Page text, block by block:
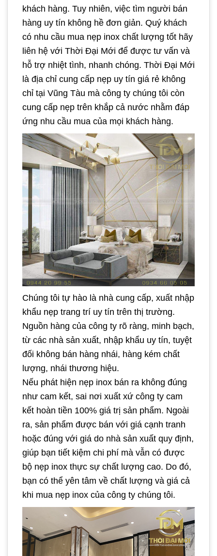
khách hàng. Tuy nhiên, việc tìm người bán
hàng uy tín không hề đơn giản. Quý khách
có nhu cầu mua nẹp inox chất lượng tốt hãy
liên hệ với Thời Đại Mới để được tư vấn và
hỗ trợ nhiệt tình, nhanh chóng. Thời Đại Mới
là địa chỉ cung cấp nẹp uy tín giá rẻ không
chỉ tại Vũng Tàu mà công ty chúng tôi còn
cung cấp nẹp trên khắp cả nước nhằm đáp
ứng nhu cầu mua của mọi khách hàng.
Chúng tôi tự hào là nhà cung cấp, xuất nhập
khẩu nẹp trang trí uy tín trên thị trường.
Nguồn hàng của công ty rõ ràng, minh bạch,
từ các nhà sản xuất, nhập khẩu uy tín, tuyệt
đối không bán hàng nhái, hàng kém chất
lượng, nhái thương hiệu.
Nếu phát hiện nẹp inox bán ra không đúng
như cam kết, sai nơi xuất xứ công ty cam
kết hoàn tiền 100% giá trị sản phẩm. Ngoài
ra, sản phẩm được bán với giá cạnh tranh
hoặc đúng với giá do nhà sản xuất quy định,
giúp bạn tiết kiệm chi phí mà vẫn có được
bộ nẹp inox thực sự chất lượng cao. Do đó,
bạn có thể yên tâm về chất lượng và giá cả
khi mua nẹp inox của công ty chúng tôi.